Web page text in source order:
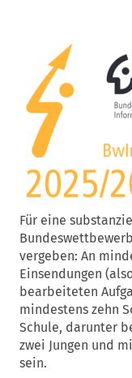
Für eine
vergeben: An
Einsendungen
bearbeiteten
mindestens zehn
Schule, darunter
zwei Jungen und
sein.